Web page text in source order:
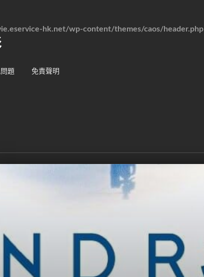
hk.net/wp-content/themes/caos/header.php
題 免責聲明